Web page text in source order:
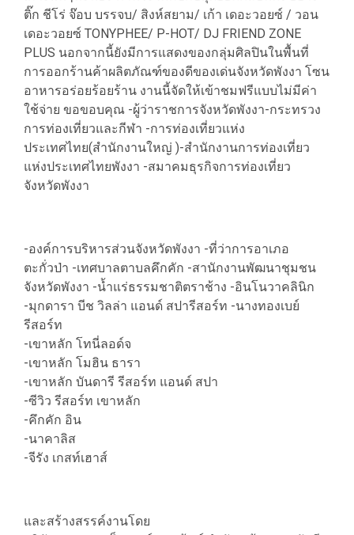
ติ๊ก ชีโร่ จ๊อบ บรรจบ/ สิงห์สยาม/ เก้า เดอะวอยซ์ / วอน
เดอะวอยซ์ TONYPHEE/ P-HOT/ DJ FRIEND ZONE
PLUS นอกจากนี้ยังมีการแสดงของกลุ่มศิลปินในพื้นที่
การออกร้านค้าผลิตภัณฑ์ของดีของเด่นจังหวัดพังงา โซน
อาหารอร่อยร้อยร้าน งานนี้จัดให้เข้าชมฟรีแบบไม่มีค่า
ใช้จ่าย ขอขอบคุณ -ผู้ว่าราชการจังหวัดพังงา-กระทรวง
การท่องเที่ยวและกีฬา -การท่องเที่ยวแห่ง
ประเทศไทย(สำนักงานใหญ่ )-สำนักงานการท่องเที่ยว
แห่งประเทศไทยพังงา -สมาคมธุรกิจการท่องเที่ยว
จังหวัดพังงา
-องค์การบริหารส่วนจังหวัดพังงา -ที่ว่าการอาเภอ
ตะกั่วป่า -เทศบาลตาบลคึกคัก -สานักงานพัฒนาชุมชน
จังหวัดพังงา -น้ำแร่ธรรมชาติตราช้าง -อินโนวาคลินิก
-มุกดารา บีช วิลล่า แอนด์ สปารีสอร์ท -นางทองเบย์
รีสอร์ท
-เขาหลัก โทนี่ลอด์จ
-เขาหลัก โมฮิน ธารา
-เขาหลัก บันดารี รีสอร์ท แอนด์ สปา
-ซีวิว รีสอร์ท เขาหลัก
-คึกคัก อิน
-นาคาลิส
-จีรัง เกสท์เฮาส์
และสร้างสรรค์งานโดย